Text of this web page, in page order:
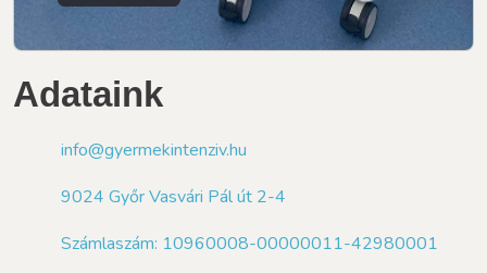
Adataink
info@gyermekintenziv.hu
9024 Győr Vasvári Pál út 2-4
Számlaszám: 10960008-00000011-42980001